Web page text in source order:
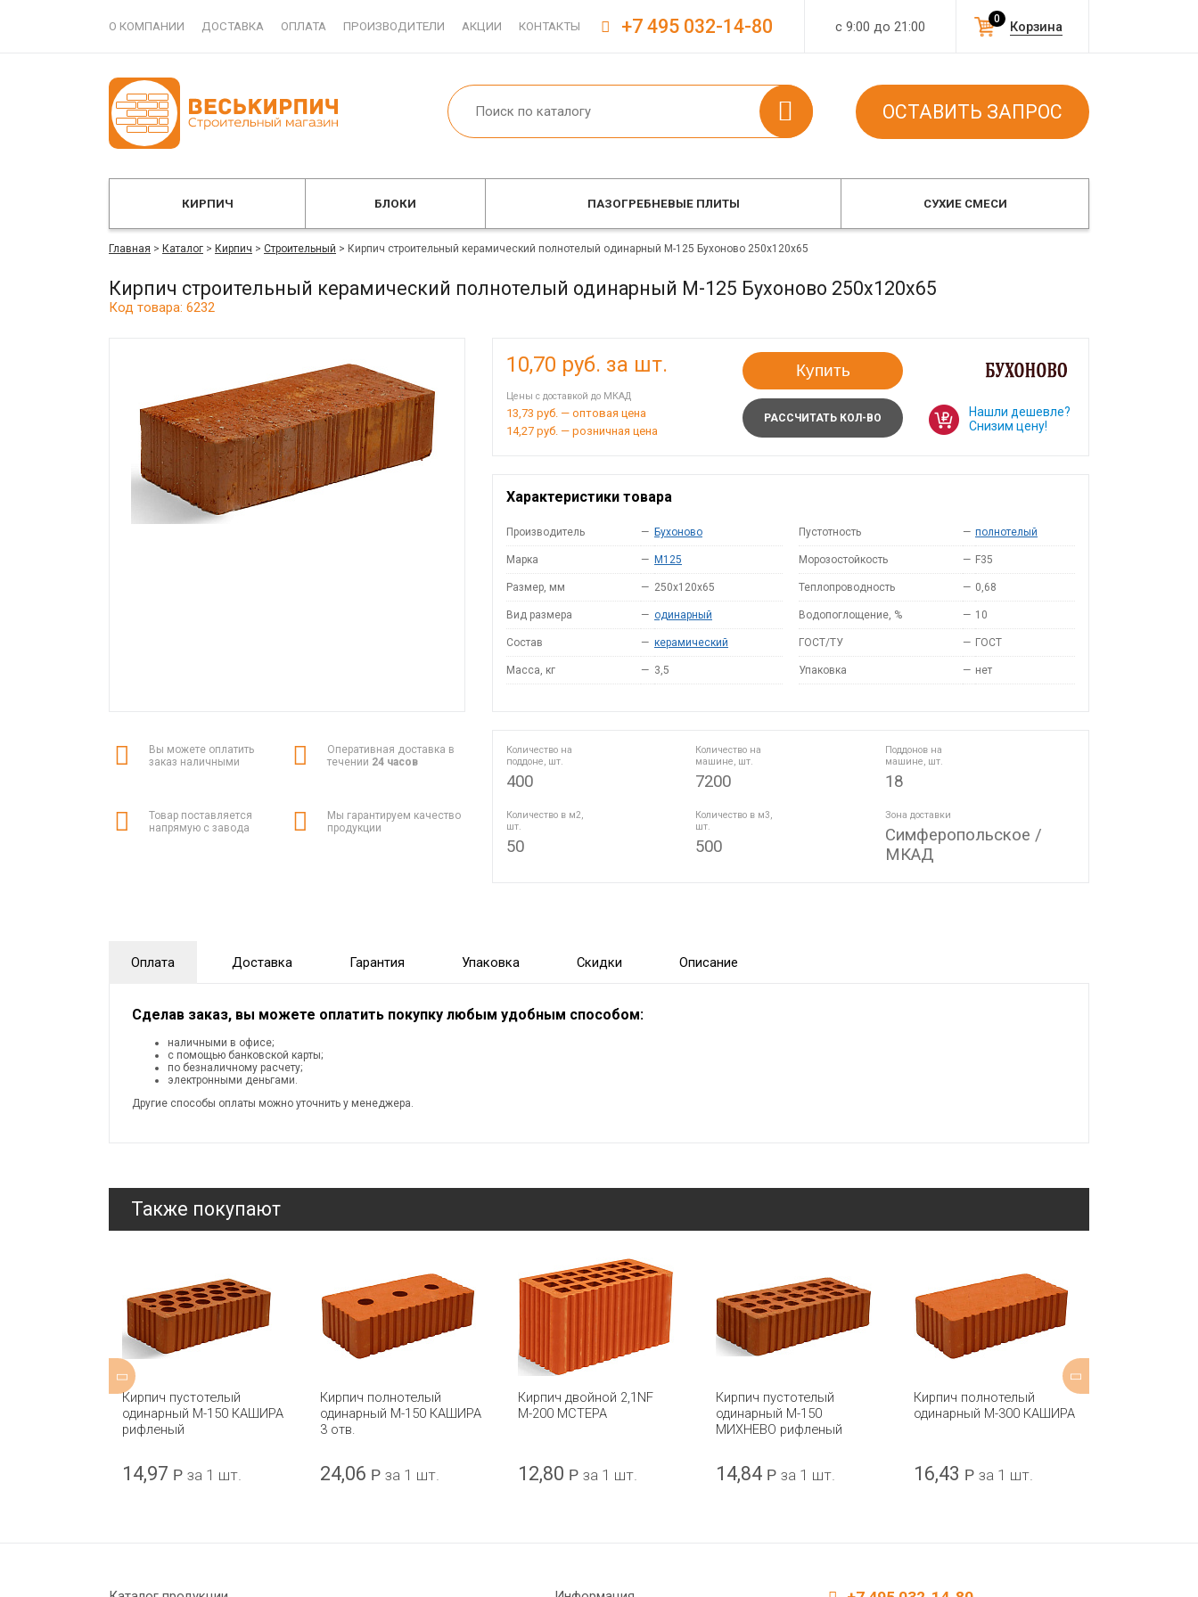
О КОМПАНИИ ДОСТАВКА ОПЛАТА ПРОИЗВОДИТЕЛИ АКЦИИ КОНТАКТЫ с 9:00 до 21:00 Корзина
0
+7 495 032-14-80
ОСТАВИТЬ ЗАПРОС
КИРПИЧ БЛОКИ ПАЗОГРЕБНЕВЫЕ ПЛИТЫ СУХИЕ СМЕСИ
Главная > Каталог > Кирпич > Строительный > Кирпич строительный керамический полнотелый одинарный М-125 Бухоново 250х120х65
Кирпич строительный керамический полнотелый одинарный М-125 Бухоново 250х120х65
Код товара: 6232
Вы можете оплатить
заказ наличными
Оперативная доставка в
течении 24 часов
Товар поставляется
напрямую с завода
Мы гарантируем качество
продукции
10,70 руб. за шт.
Цены с доставкой до МКАД
13,73 руб. — оптовая цена
14,27 руб. — розничная цена
Купить
РАССЧИТАТЬ КОЛ-ВО
Нашли дешевле?
Снизим цену!
Характеристики товара
Производитель — Бухоново
Марка — M125
Размер, мм — 250х120х65
Вид размера — одинарный
Состав — керамический
Масса, кг — 3,5
Пустотность — полнотелый
Морозостойкость — F35
Теплопроводность — 0,68
Водопоглощение, % — 10
ГОСТ/ТУ — ГОСТ
Упаковка — нет
Количество на
поддоне, шт.
400
Количество на
машине, шт.
7200
Поддонов на
машине, шт.
18
Количество в м2,
шт.
50
Количество в м3,
шт.
500
Зона доставки
Симферопольское /
МКАД
Оплата Доставка Гарантия Упаковка Скидки Описание
Сделав заказ, вы можете оплатить покупку любым удобным способом:
наличными в офисе;
с помощью банковской карты;
по безналичному расчету;
электронными деньгами.
Другие способы оплаты можно уточнить у менеджера.
Также покупают
Кирпич пустотелый
одинарный М-150 КАШИРА
рифленый
14,97 Р за 1 шт.
Кирпич полнотелый
одинарный М-150 КАШИРА
3 отв.
24,06 Р за 1 шт.
Кирпич двойной 2,1NF
М-200 МСТЕРА
12,80 Р за 1 шт.
Кирпич пустотелый
одинарный М-150
МИХНЕВО рифленый
14,84 Р за 1 шт.
Кирпич полнотелый
одинарный М-300 КАШИРА
16,43 Р за 1 шт.